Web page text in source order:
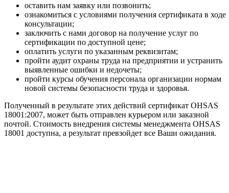
оставить нам заявку или позвонить;
ознакомиться с условиями получения сертификата в ходе
консультации;
заключить с нами договор на получение услуг по
сертификации по доступной цене;
оплатить услуги по указанным реквизитам;
пройти аудит охраны труда на предприятии и устранить
выявленные ошибки и недочеты;
пройти курсы обучения персонала организации нормам
новой системы безопасности труда и здоровья.
Полученный в результате этих действий сертификат OHSAS
18001:2007, может быть отправлен курьером или заказной
почтой. Стоимость внедрения системы менеджмента OHSAS
18001 доступна, а результат превзойдет все Ваши ожидания.